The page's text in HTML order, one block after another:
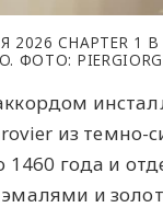
2026 CHAPTER 1
ФОТО:
из темно-
1460 года и
и